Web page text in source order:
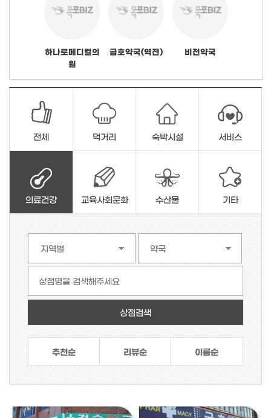
하나로메디컬의
원
금호약국(역전) 비전약국
전체 먹거리 숙박시설 서비스
의료건강 교육사회문화 수산물 기타
상점명을 검색해주세요
추천순 리뷰순 이름순